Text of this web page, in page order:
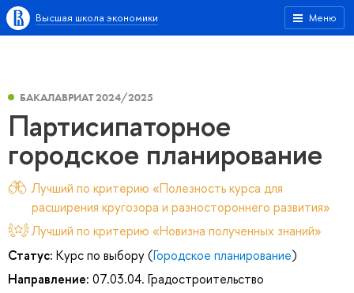
Меню
Высшая школа экономики
БАКАЛАВРИАТ 2024/2025
Партисипаторное
городское планирование
Лучший по критерию «Полезность курса для
расширения кругозора и разностороннего развития»
Лучший по критерию «Новизна полученных знаний»
Статус: Курс по выбору (Городское планирование)
Направление: 07.03.04. Градостроительство